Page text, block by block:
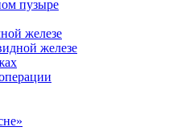
пузыре
железе
железе